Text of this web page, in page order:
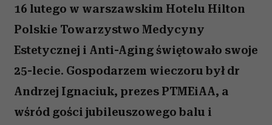
16 lutego w warszawskim Hotelu Hilton
Polskie Towarzystwo Medycyny
Estetycznej i Anti-Aging świętowało swoje
25-lecie. Gospodarzem wieczoru był dr
Andrzej Ignaciuk, prezes PTMEiAA, a
wśród gości jubileuszowego balu i